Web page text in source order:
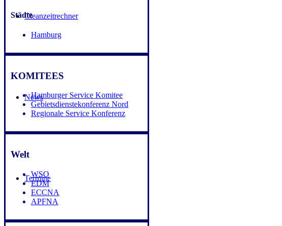
Cleanzeitrechner
News
Termine
Städte
Hamburg
KOMITEES
Hamburger Service Komitee
Gebietsdienstekonferenz Nord
Regionale Service Konferenz
Welt
WSO
EDM
ECCNA
APFNA